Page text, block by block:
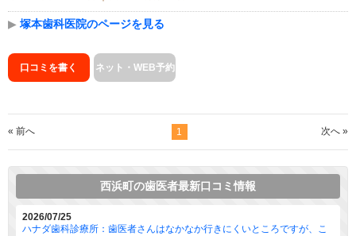
▶ 塚本歯科医院のページを見る
口コミを書く ネット・WEB予約
« 前へ 1 次へ »
西浜町の歯医者最新口コミ情報
2026/07/25
ハナダ歯科診療所：歯医者さんはなかなか行きにくいところですが、こ